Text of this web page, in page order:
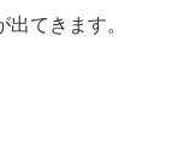
てきます。